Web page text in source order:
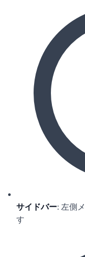
サイドバー: 左側
す